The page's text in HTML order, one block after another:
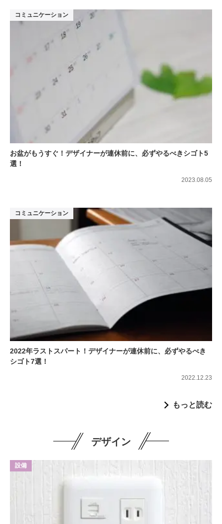
お盆がもうすぐ！デザイナーが連休前に、必ずやるべきシゴト5
選！
コミュニケーション
2023.08.05
2022年ラストスパート！デザイナーが連休前に、必ずやるべき
シゴト7選！
コミュニケーション
2022.12.23
もっと読む
デザイン
設備